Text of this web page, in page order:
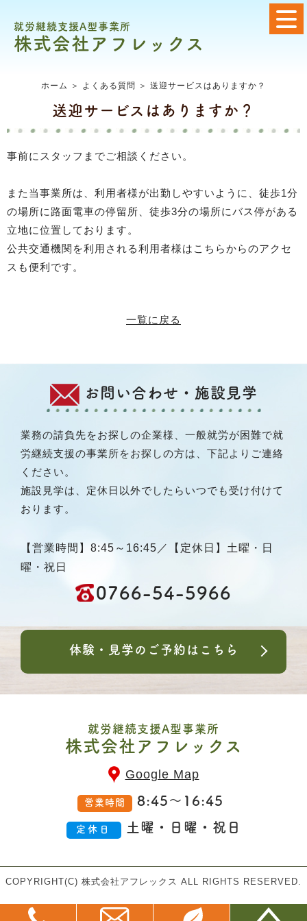
就労継続支援A型事業所
株式会社アフレックス
ホーム ＞ よくある質問 ＞ 送迎サービスはありますか？
送迎サービスはありますか？
事前にスタッフまでご相談ください。
また当事業所は、利用者様が出勤しやすいように、徒歩1分
の場所に路面電車の停留所、徒歩3分の場所にバス停がある
立地に位置しております。
公共交通機関を利用される利用者様はこちらからのアクセ
スも便利です。
一覧に戻る
お問い合わせ・施設見学
業務の請負先をお探しの企業様、一般就労が困難で就
労継続支援の事業所をお探しの方は、下記よりご連絡
ください。
施設見学は、定休日以外でしたらいつでも受け付けて
おります。
【営業時間】8:45～16:45／【定休日】土曜・日
曜・祝日
0766-54-5966
体験・見学のご予約はこちら
就労継続支援A型事業所
株式会社アフレックス
Google Map
営業時間 8:45～16:45
定休日 土曜・日曜・祝日
COPYRIGHT(C) 株式会社アフレックス ALL RIGHTS RESERVED.